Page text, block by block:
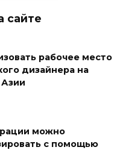
сайте
рабочее место
дизайнера на
можно
с помощью